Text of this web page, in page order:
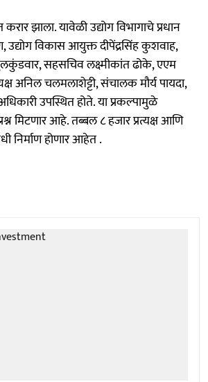
झाला. यावेळी उद्योग विभागाचे प्रधान
विकास आयुक्त दीपेंद्रसिंह कुशवाह,
सहसचिव लक्ष्मीकांत ढोके, एएम
अनिल चलमलाशेट्टी, संचालक मौर्य पायदा,
उपस्थित होते. या प्रकल्पामुळे
मिटणार आहे. तब्बल ८ हजार प्रत्यक्ष आणि
निर्माण होणार आहेत .